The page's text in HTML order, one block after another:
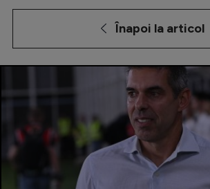
Champions League
Europa League
Conference League
CM 2026
Înapoi la articol